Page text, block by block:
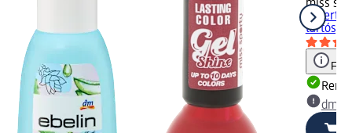
miss
Expert,
tartós, 8
dm